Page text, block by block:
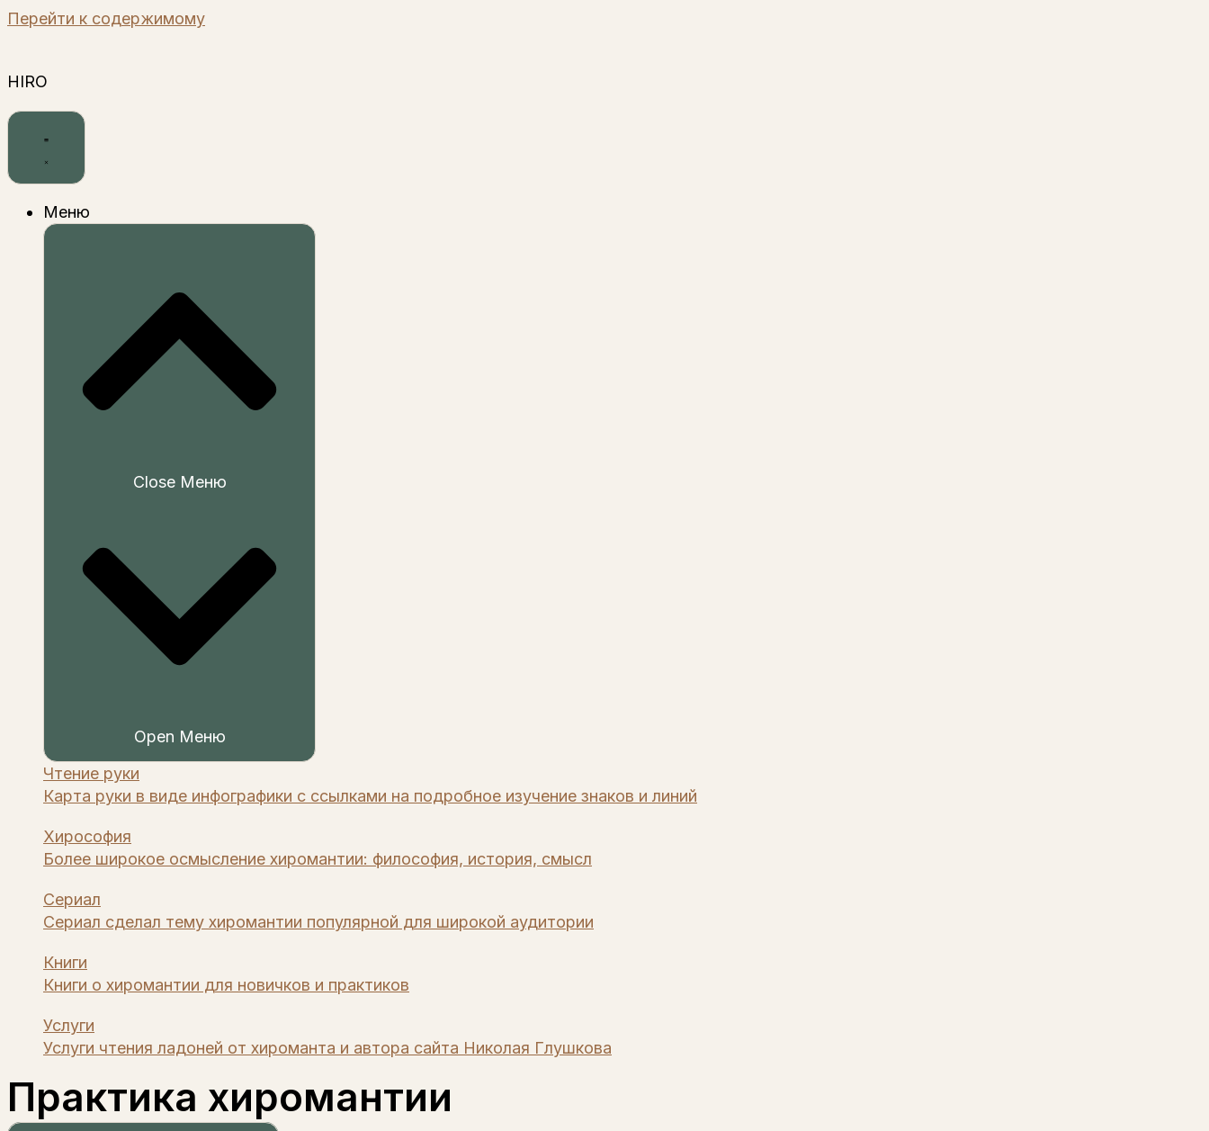
Перейти к содержимому
HIRO
Меню
Close Меню
Open Меню
Чтение руки
Карта руки в виде инфографики с ссылками на подробное изучение знаков и линий
Хирософия
Более широкое осмысление хиромантии: философия, история, смысл
Сериал
Сериал сделал тему хиромантии популярной для широкой аудитории
Книги
Книги о хиромантии для новичков и практиков
Услуги
Услуги чтения ладоней от хироманта и автора сайта Николая Глушкова
Практика хиромантии